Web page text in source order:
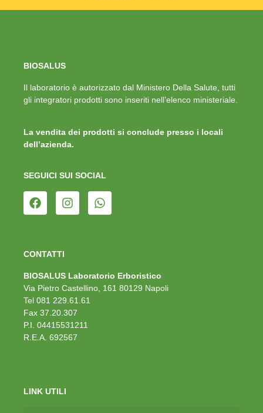
BIOSALUS
Il laboratorio è autorizzato dal Ministero Della Salute, tutti
gli integratori prodotti sono inseriti nell’elenco ministeriale.
La vendita dei prodotti si conclude presso i locali
dell’azienda.
SEGUICI SUI SOCIAL
CONTATTI
BIOSALUS Laboratorio Erboristico
Via Pietro Castellino, 161 80129 Napoli
Tel 081 229.61.61
Fax 37.20.307
P.I. 04415531211
R.E.A. 692567
LINK UTILI